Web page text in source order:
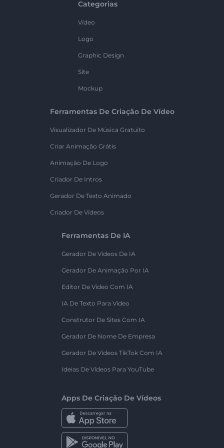
Categorias
Vídeo
Logo
Graphic Design
Site
Mockup
Ferramentas De Criação De Vídeo
Visualizador De Música Gratuito
Criar Animação Grátis
Animação De Logo
Criador De Intros
Gerador De Texto Animado
Criador De Vídeos
Ferramentas De IA
Gerador De Vídeos De IA
Gerador De Animação Por IA
Editor De Vídeo Com IA
IA De Texto Para Vídeo
Construtor De Sites Com IA
Gerador De Nome De Empresa
Gerador De Vídeos TikTok Com IA
Ideias De Vídeos Para YouTube
Apps De Criação De Vídeos